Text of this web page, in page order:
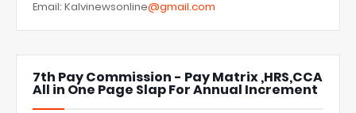
Email: Kalvinewsonline@gmail.com
7th Pay Commission - Pay Matrix ,HRS,CCA
All in One Page Slap For Annual Increment